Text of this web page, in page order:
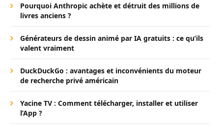
Pourquoi Anthropic achète et détruit des millions de
livres anciens ?
Générateurs de dessin animé par IA gratuits : ce qu’ils
valent vraiment
DuckDuckGo : avantages et inconvénients du moteur
de recherche privé américain
Yacine TV : Comment télécharger, installer et utiliser
l’App ?